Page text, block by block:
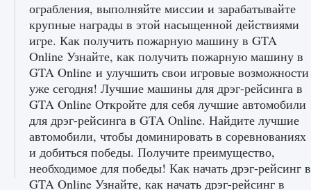
ограбления, выполняйте миссии и зарабатывайте
крупные награды в этой насыщенной действиями
игре. Как получить пожарную машину в GTA
Online Узнайте, как получить пожарную машину в
GTA Online и улучшить свои игровые возможности
уже сегодня! Лучшие машины для дрэг-рейсинга в
GTA Online Откройте для себя лучшие автомобили
для дрэг-рейсинга в GTA Online. Найдите лучшие
автомобили, чтобы доминировать в соревнованиях
и добиться победы. Получите преимущество,
необходимое для победы! Как начать дрэг-рейсинг в
GTA Online Узнайте, как начать дрэг-рейсинг в